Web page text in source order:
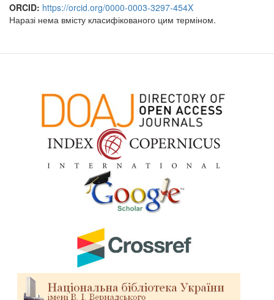
ORCID: https://orcid.org/0000-0003-3297-454X
Наразі нема вмісту класифікованого цим терміном.